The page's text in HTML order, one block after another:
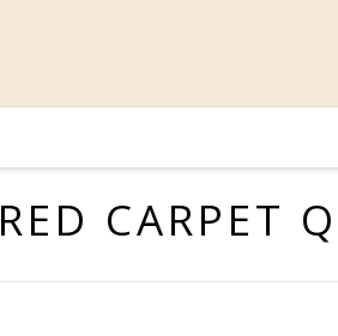
RED CARPET